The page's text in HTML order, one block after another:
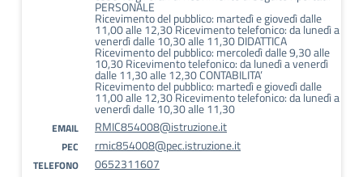
PERSONALE
Ricevimento del pubblico: martedì e giovedì dalle
11,00 alle 12,30 Ricevimento telefonico: da lunedì a
venerdì dalle 10,30 alle 11,30 DIDATTICA
Ricevimento del pubblico: mercoledì dalle 9,30 alle
10,30 Ricevimento telefonico: da lunedì a venerdì
dalle 11,30 alle 12,30 CONTABILITA’
Ricevimento del pubblico: martedì e giovedì dalle
11,00 alle 12,30 Ricevimento telefonico: da lunedì a
venerdì dalle 10,30 alle 11,30
EMAIL RMIC854008@istruzione.it
PEC rmic854008@pec.istruzione.it
TELEFONO
0652311607